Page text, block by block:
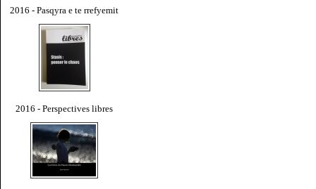
2016 - Pasqyra e te rrefyemit
2016 - Perspectives libres